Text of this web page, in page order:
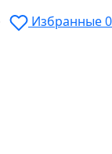
Избранные0